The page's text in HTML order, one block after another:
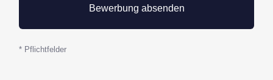
* Pflichtfelder